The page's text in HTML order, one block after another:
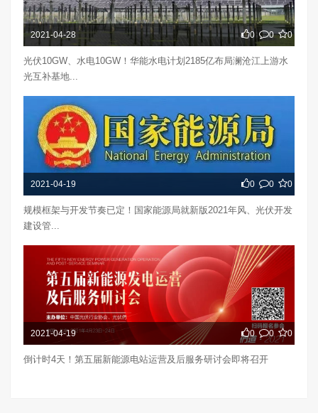
2021-04-28 0 0 0
光伏10GW、水电10GW！华能水电计划2185亿布局澜沧江上游水
光互补基地...
2021-04-19 0 0 0
规模框架与开发节奏已定！国家能源局就新版2021年风、光伏开发
建设管...
2021-04-19 0 0 0
倒计时4天！第五届新能源电站运营及后服务研讨会即将召开